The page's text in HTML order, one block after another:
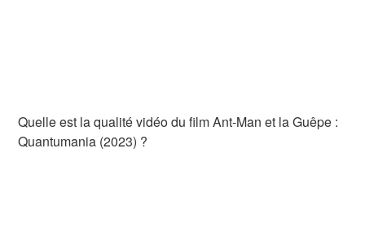
Quelle est la qualité vidéo du film Ant-Man et la Guêpe :
Quantumania (2023) ?